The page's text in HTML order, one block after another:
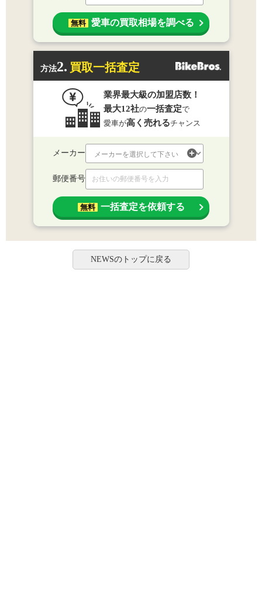
無料 愛車の買取相場を調べる
方法2. 買取一括査定
業界最大級の加盟店数！
最大12社の一括査定で
愛車が高く売れるチャンス
メーカー
郵便番号
無料 一括査定を依頼する
NEWSのトップに戻る